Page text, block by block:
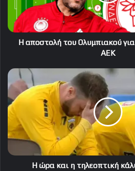
αγώνα
με
την
ΑΕΚΗ αποστολή του Ολυμπιακού
ΑΕΚ
Η
ώρα
η
τηλεοπτική
κάλυψη
του
-
ΟλυμπιακόςΗ ώρα και η τηλεοπτική